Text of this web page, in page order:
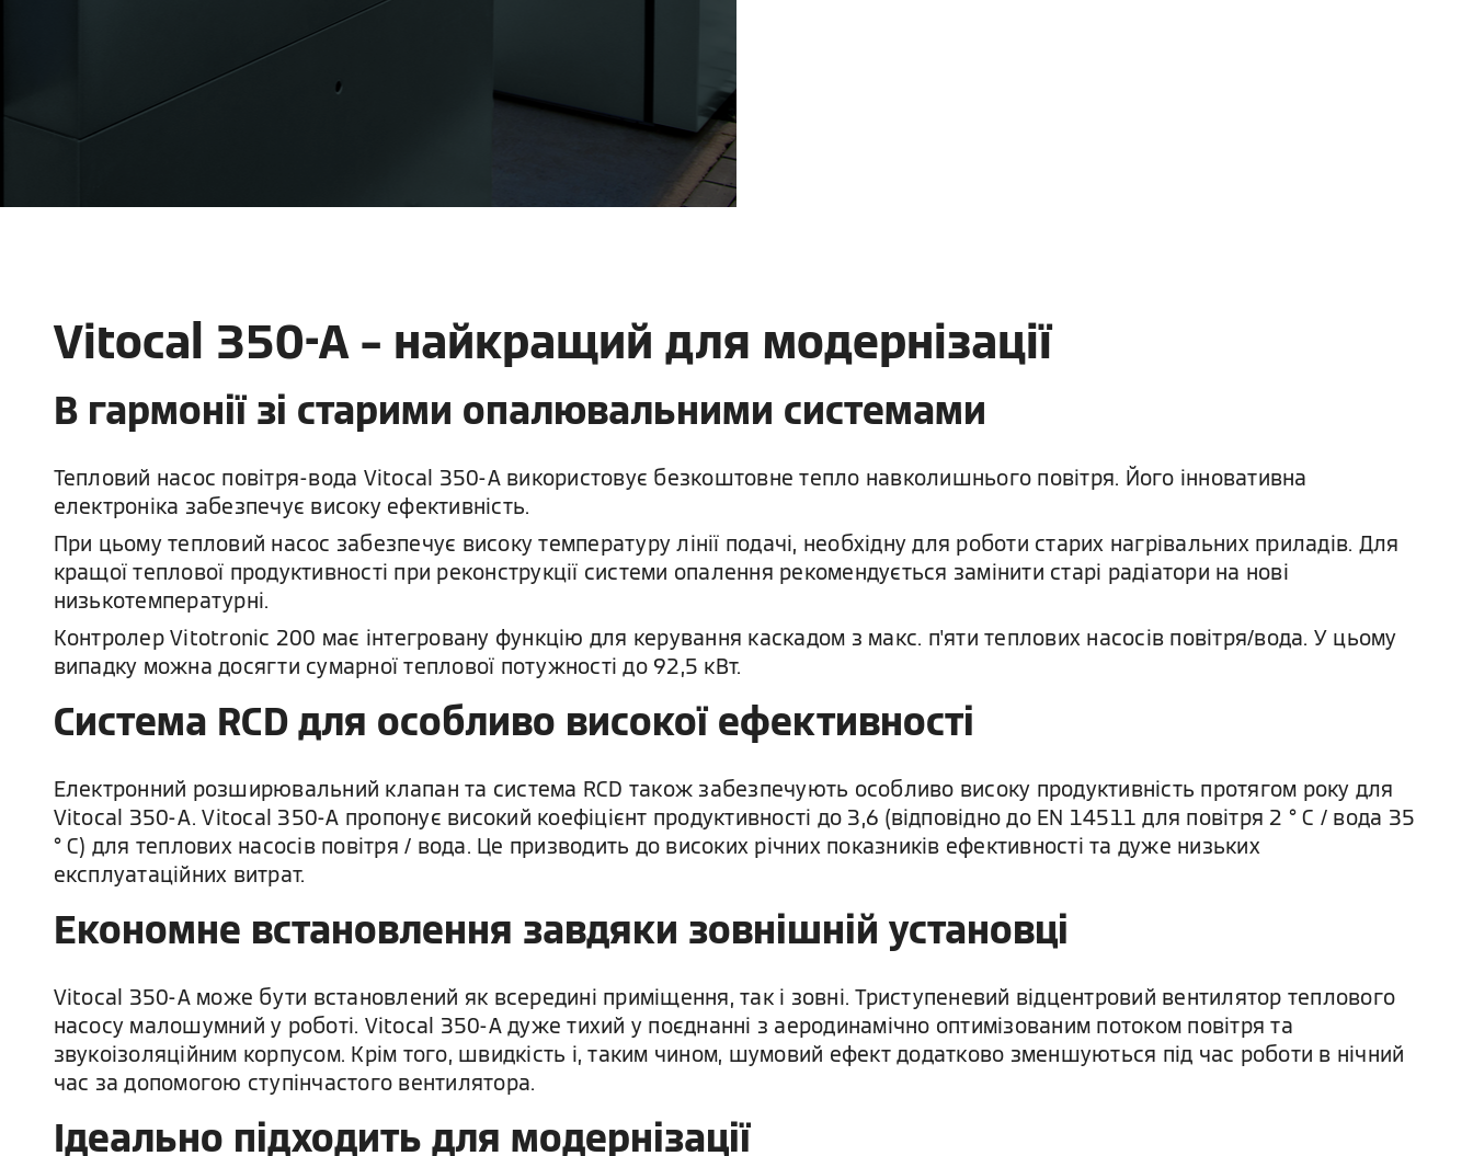
Vitocal 350-A – найкращий для модернізації
В гармонії зі старими опалювальними системами
Тепловий насос повітря-вода Vitocal 350-A використовує безкоштовне тепло навколишнього повітря. Його інновативна
електроніка забезпечує високу ефективність.
При цьому тепловий насос забезпечує високу температуру лінії подачі, необхідну для роботи старих нагрівальних приладів. Для
кращої теплової продуктивності при реконструкції системи опалення рекомендується замінити старі радіатори на нові
низькотемпературні.
Контролер Vitotronic 200 має інтегровану функцію для керування каскадом з макс. п'яти теплових насосів повітря/вода. У цьому
випадку можна досягти сумарної теплової потужності до 92,5 кВт.
Система RCD для особливо високої ефективності
Електронний розширювальний клапан та система RCD також забезпечують особливо високу продуктивність протягом року для
Vitocal 350-A. Vitocal 350-A пропонує високий коефіцієнт продуктивності до 3,6 (відповідно до EN 14511 для повітря 2 ° C / вода 35
° C) для теплових насосів повітря / вода. Це призводить до високих річних показників ефективності та дуже низьких
експлуатаційних витрат.
Економне встановлення завдяки зовнішній установці
Vitocal 350-A може бути встановлений як всередині приміщення, так і зовні. Триступеневий відцентровий вентилятор теплового
насосу малошумний у роботі. Vitocal 350-A дуже тихий у поєднанні з аеродинамічно оптимізованим потоком повітря та
звукоізоляційним корпусом. Крім того, швидкість і, таким чином, шумовий ефект додатково зменшуються під час роботи в нічний
час за допомогою ступінчастого вентилятора.
Ідеально підходить для модернізації